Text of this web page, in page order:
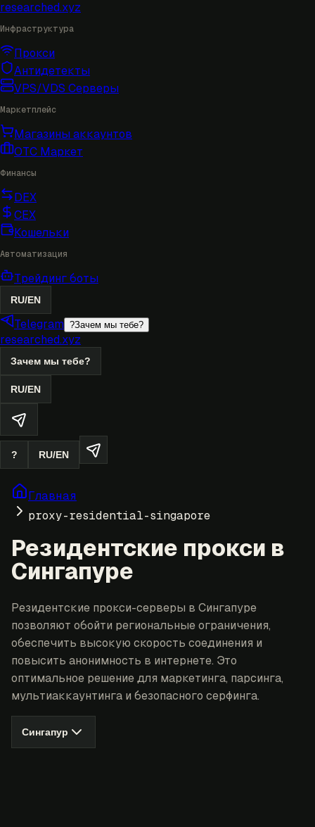
researched.xyz
Инфраструктура
Прокси
Антидетекты
VPS/VDS Серверы
Маркетплейс
Магазины аккаунтов
OTC Маркет
Финансы
DEX
CEX
Кошельки
Автоматизация
Трейдинг боты
RU/EN
Telegram ?Зачем мы тебе?
researched.xyz
Зачем мы тебе?
RU/EN
? RU/EN
Главная
proxy-residential-singapore
Резидентские прокси в
Сингапуре
Резидентские прокси-серверы в Сингапуре
позволяют обойти региональные ограничения,
обеспечить высокую скорость соединения и
повысить анонимность в интернете. Это
оптимальное решение для маркетинга, парсинга,
мультиаккаунтинга и безопасного серфинга.
Сингапур